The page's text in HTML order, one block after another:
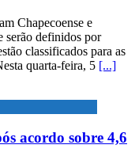
Chapecoense e
serão definidos por
classificados para as
quarta-feira, 5 [...]
acordo sobre 4,6